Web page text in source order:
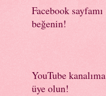
Facebook sayfamı
beğenin!
YouTube kanalıma
üye olun!